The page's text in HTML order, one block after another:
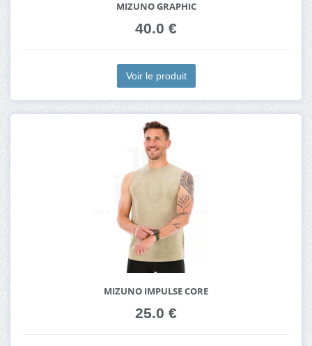
MIZUNO GRAPHIC
40.0 €
Voir le produit
MIZUNO IMPULSE CORE
25.0 €